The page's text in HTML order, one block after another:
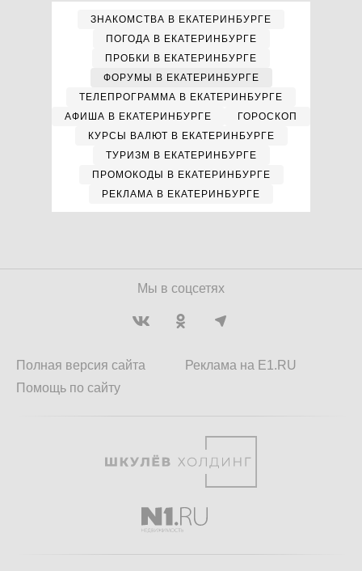
ЗНАКОМСТВА В ЕКАТЕРИНБУРГЕ
ПОГОДА В ЕКАТЕРИНБУРГЕ
ПРОБКИ В ЕКАТЕРИНБУРГЕ
ФОРУМЫ В ЕКАТЕРИНБУРГЕ
ТЕЛЕПРОГРАММА В ЕКАТЕРИНБУРГЕ
АФИША В ЕКАТЕРИНБУРГЕ
ГОРОСКОП
КУРСЫ ВАЛЮТ В ЕКАТЕРИНБУРГЕ
ТУРИЗМ В ЕКАТЕРИНБУРГЕ
ПРОМОКОДЫ В ЕКАТЕРИНБУРГЕ
РЕКЛАМА В ЕКАТЕРИНБУРГЕ
Мы в соцсетях
Полная версия сайта
Помощь по сайту
Реклама на E1.RU